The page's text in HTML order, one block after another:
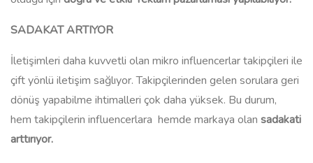
SADAKAT ARTIYOR
İletişimleri daha kuvvetli olan mikro influencerlar takipçileri ile
çift yönlü iletişim sağlıyor. Takipçilerinden gelen sorulara geri
dönüş yapabilme ihtimalleri çok daha yüksek. Bu durum,
hem takipçilerin influencerlara hemde markaya olan sadakati
arttırıyor.